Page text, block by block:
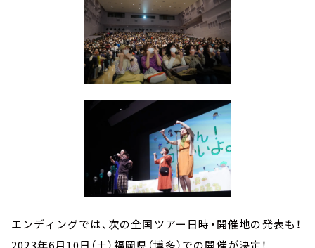
エンディングでは、次の全国ツアー日時・開催地の発表も！